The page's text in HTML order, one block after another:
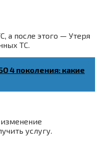
а после этого — Утеря
ТС.
4 поколения: какие
услугу.